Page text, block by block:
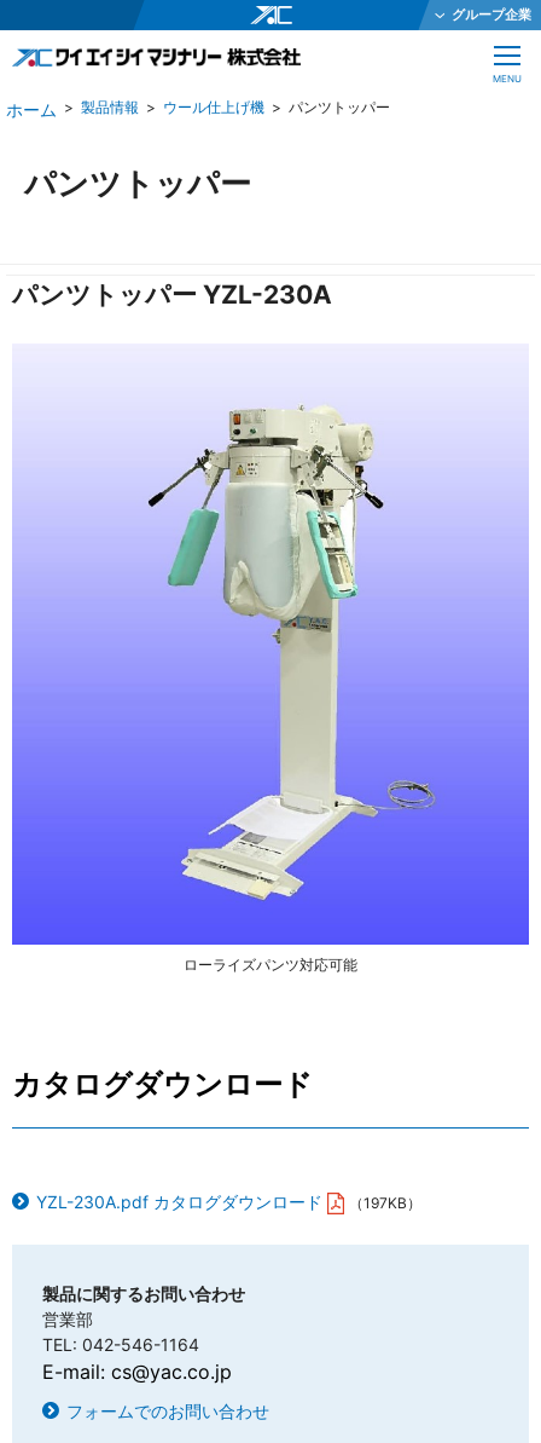
CLOSE
MENU
製品情報 ウール仕上げ機 パンツトッパー
パンツトッパー
パンツトッパー YZL-230A
ローライズパンツ対応可能
カタログダウンロード
YZL-230A.pdf カタログダウンロード （197KB）
製品に関するお問い合わせ
営業部
TEL: 042-546-1164
E-mail: cs@yac.co.jp
フォームでのお問い合わせ
グループ企業
ワイエイシイホールディングス株式会社
ワイエイシイバイオ株式会社
株式会社ワイエイシイデンコー
ワイエイシイマシナリー株式会社
JEインターナショナル株式会社
株式会社テクノオプティス
三和電気計器株式会社